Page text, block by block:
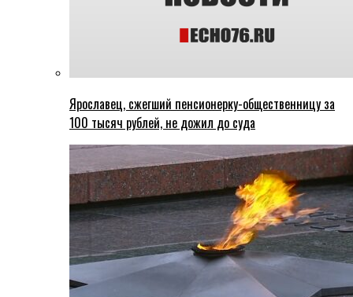
Ярославец, сжегший пенсионерку-общественницу за
100 тысяч рублей, не дожил до суда